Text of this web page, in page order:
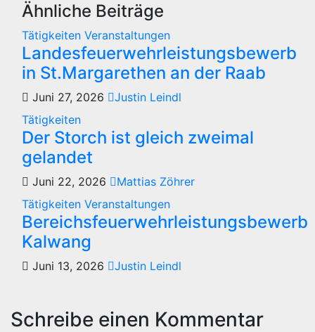
Ähnliche Beiträge
Tätigkeiten Veranstaltungen
Landesfeuerwehrleistungsbewerb
in St.Margarethen an der Raab
Juni 27, 2026
Justin Leindl
Tätigkeiten
Der Storch ist gleich zweimal
gelandet
Juni 22, 2026
Mattias Zöhrer
Tätigkeiten Veranstaltungen
Bereichsfeuerwehrleistungsbewerb
Kalwang
Juni 13, 2026 Justin Leindl
Schreibe einen Kommentar